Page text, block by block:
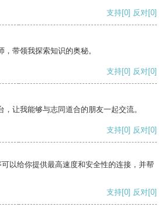
支持[0] 反对[0]
带领我探索知识的奥秘。
支持[0] 反对[0]
让我能够与志同道合的朋友一起交流。
支持[0] 反对[0]
以给你提供最高速度和安全性的连接，并帮
支持[0] 反对[0]